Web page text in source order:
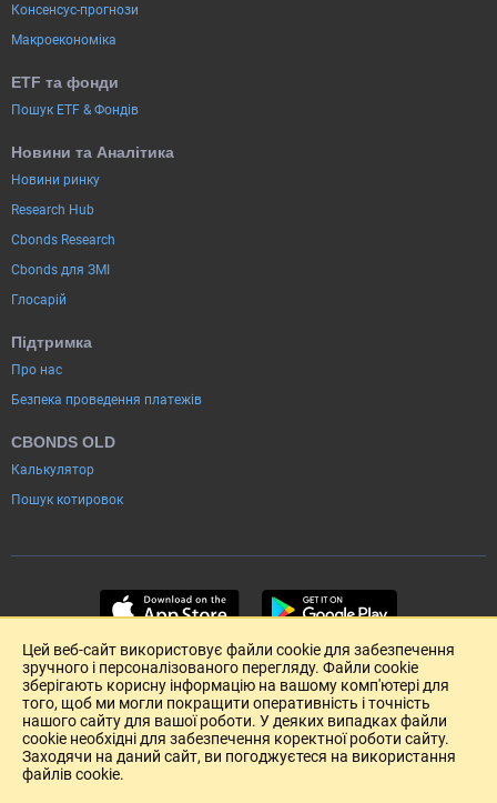
Консенсус-прогнози
Макроекономіка
ETF та фонди
Пошук ETF & Фондів
Новини та Аналітика
Новини ринку
Research Hub
Cbonds Research
Cbonds для ЗМІ
Глосарій
Підтримка
Про нас
Безпека проведення платежів
CBONDS OLD
Калькулятор
Пошук котировок
Розміщення реклами
Цей веб-сайт використовує файли cookie для забезпечення
зручного і персоналізованого перегляду. Файли cookie
зберігають корисну інформацію на вашому комп'ютері для
того, щоб ми могли покращити оперативність і точність
нашого сайту для вашої роботи. У деяких випадках файли
cookie необхідні для забезпечення коректної роботи сайту.
Заходячи на даний сайт, ви погоджуєтеся на використання
файлів cookie.